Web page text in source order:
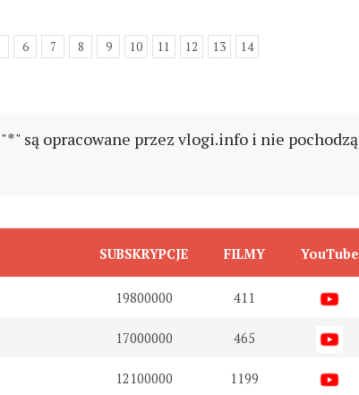
6 7 8 9 10 11 12 13 14
są opracowane przez vlogi.info i nie pochodzą
SUBSKRYPCJE FILMY YouTube
19800000 411
17000000 465
12100000 1199